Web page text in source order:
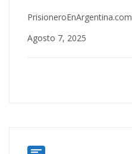
PrisioneroEnArgentina.com
Agosto 7, 2025